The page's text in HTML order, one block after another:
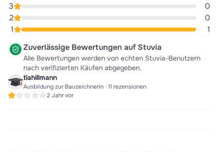
tiahillmann
Ausbildung zur Bauzeichnerin · 11 rezensionen
2 Jahr vor
3
0
2
0
1
1
Zuverlässige Bewertungen auf Stuvia
Alle Bewertungen werden von echten Stuvia-Benutzern
nach verifizierten Käufen abgegeben.